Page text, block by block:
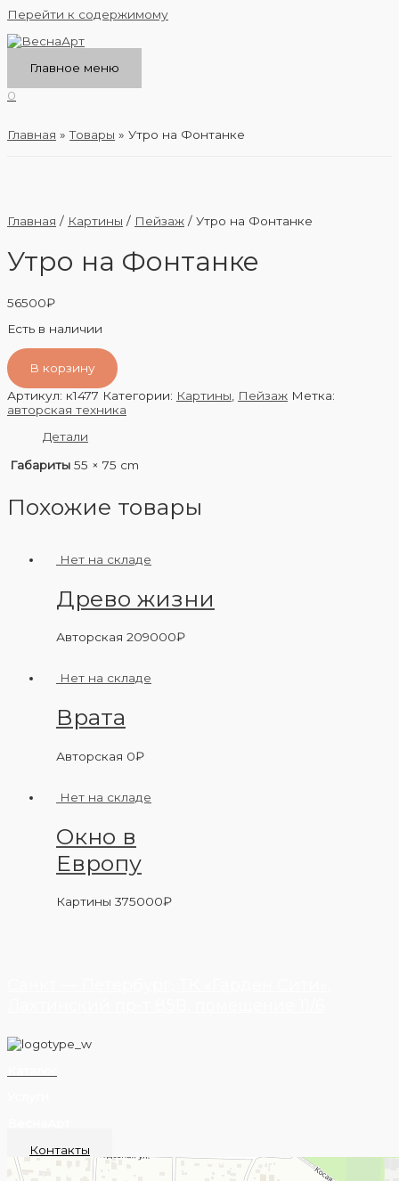
Перейти к содержимому
Главное меню
0
Главная Товары Утро на Фонтанке
Главная / Картины / Пейзаж / Утро на Фонтанке
Утро на Фонтанке
56500₽
Есть в наличии
В корзину
Артикул: к1477 Категории: Картины Пейзаж Метка:
авторская техника
Детали
Габариты 55 × 75 cm
Похожие товары
Нет на складе
Древо жизни
Авторская 209000₽
Нет на складе
Врата
Авторская 0₽
Нет на складе
Окно в
Европу
Картины 375000₽
Контакты